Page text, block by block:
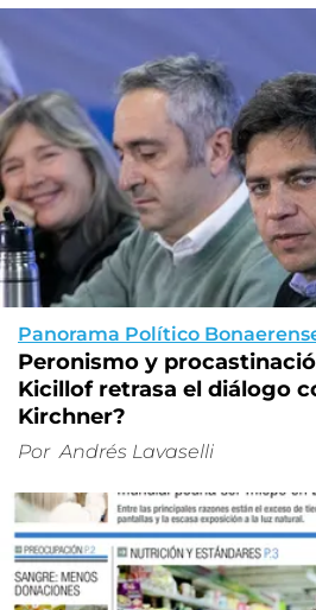
Panorama Político
Peronismo y
Kicillof retrasa el diálogo
Kirchner?
Por Andrés Lavaselli